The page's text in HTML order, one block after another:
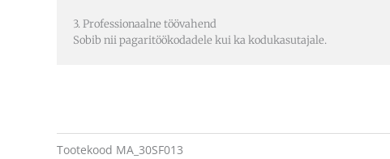
3. Professionaalne töövahend
Sobib nii pagaritöökodadele kui ka kodukasutajale.
Tootekood MA_30SF013